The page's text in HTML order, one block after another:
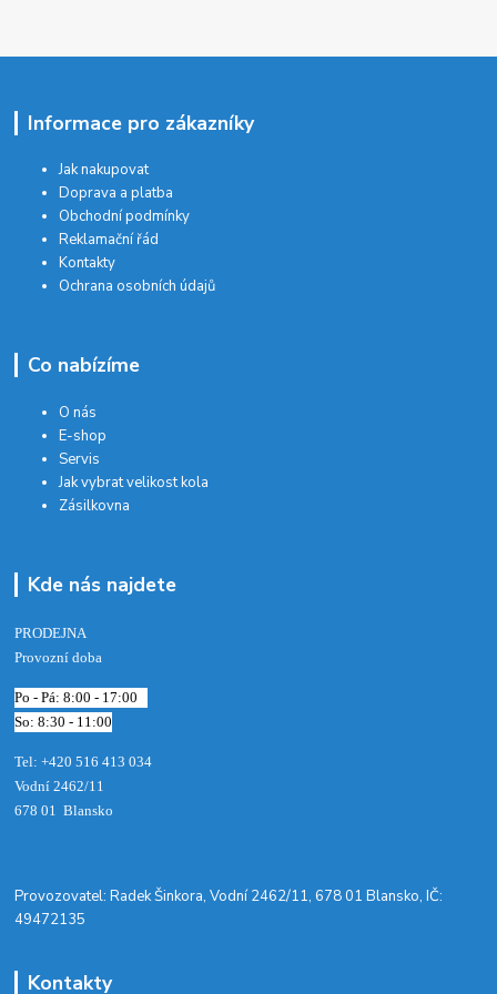
Informace pro zákazníky
Jak nakupovat
Doprava a platba
Obchodní podmínky
Reklamační řád
Kontakty
Ochrana osobních údajů
Co nabízíme
O nás
E-shop
Servis
Jak vybrat velikost kola
Zásilkovna
Kde nás najdete
PRODEJNA
Provozní doba
Po - Pá: 8:00 - 17:00
So: 8:30 - 11:00
Tel: +420 516 413 034‬
Vodní 2462/11
678 01 Blansko
​Provozovatel: Radek Šinkora, Vodní 2462/11, 678 01 Blansko, IČ:
49472135
Kontakty